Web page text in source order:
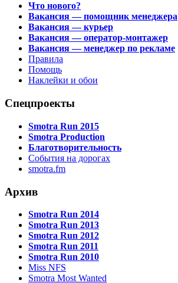
Что нового?
Вакансия — помощник менеджера
Вакансия — курьер
Вакансия — оператор-монтажер
Вакансия — менеджер по рекламе
Правила
Помощь
Наклейки и обои
Спецпроекты
Smotra Run 2015
Smotra Production
Благотворительность
События на дорогах
smotra.fm
Архив
Smotra Run 2014
Smotra Run 2013
Smotra Run 2012
Smotra Run 2011
Smotra Run 2010
Miss NFS
Smotra Most Wanted